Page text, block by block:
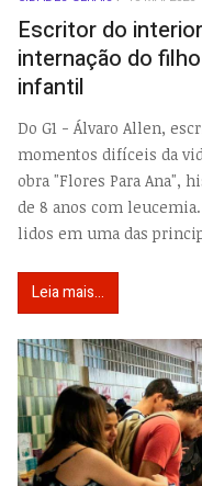
Escritor do
internação do
infantil
Do G1 - Álvaro Allen,
momentos difíceis da
obra "Flores Para Ana",
de 8 anos com
lidos em uma das
Leia mais...